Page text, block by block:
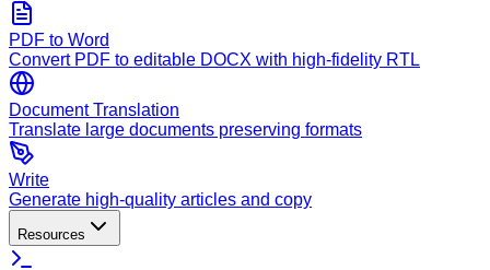
PDF to Word
Convert PDF to editable DOCX with high-fidelity RTL
Document Translation
Translate large documents preserving formats
Write
Generate high-quality articles and copy
Resources